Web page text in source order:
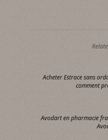
Acheter Estrace sans
comment
Avodart en pharmacie